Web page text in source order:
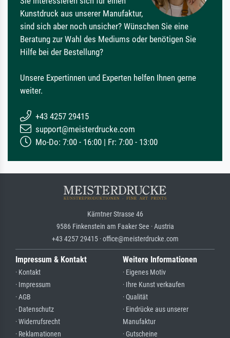
Kunstdruck aus unserer Manufaktur,
sind sich aber noch unsicher? Wünschen Sie eine
Beratung zur Wahl des Mediums oder benötigen Sie
Hilfe bei der Bestellung?
Unsere Expertinnen und Experten helfen Ihnen gerne
weiter.
+43 4257 29415
support@meisterdrucke.com
Mo-Do: 7:00 - 16:00 | Fr: 7:00 - 13:00
Kärntner Strasse 46
9586 Finkenstein am Faaker See · Austria
+43 4257 29415 · office@meisterdrucke.com
Impressum & Kontakt
· Kontakt
· Impressum
· AGB
· Datenschutz
· Widerrufsrecht
· Reklamationen
Weitere Informationen
· Eigenes Motiv
· Ihre Kunst verkaufen
· Qualität
· Eindrücke aus unserer
Manufaktur
· Gutscheine